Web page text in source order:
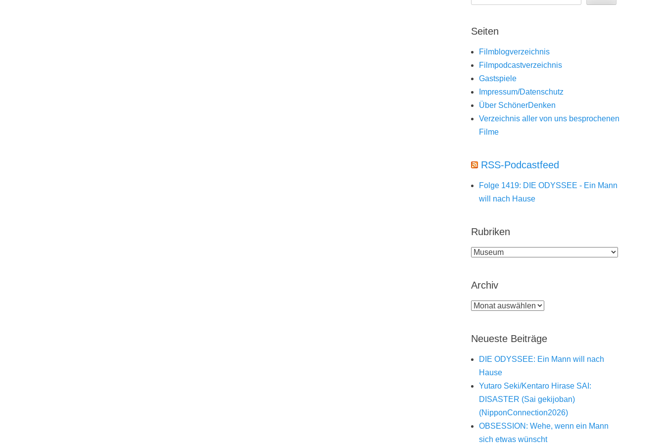
Seiten
Filmblogverzeichnis
Filmpodcastverzeichnis
Gastspiele
Impressum/Datenschutz
Über SchönerDenken
Verzeichnis aller von uns besprochenen
Filme
RSS-Podcastfeed
Folge 1419: DIE ODYSSEE - Ein Mann
will nach Hause
Rubriken
Rubriken
Archiv
Archiv
Neueste Beiträge
DIE ODYSSEE: Ein Mann will nach
Hause
Yutaro Seki/Kentaro Hirase SAI:
DISASTER (Sai gekijoban)
(NipponConnection2026)
OBSESSION: Wehe, wenn ein Mann
sich etwas wünscht